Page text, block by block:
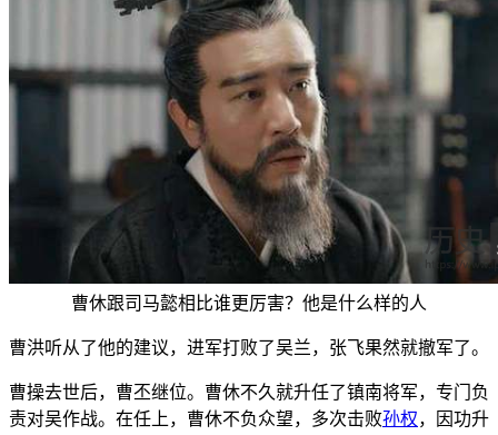
曹休跟司马懿相比谁更厉害？他是什么样的人
曹洪听从了他的建议，进军打败了吴兰，张飞果然就撤军了。
曹操去世后，曹丕继位。曹休不久就升任了镇南将军，专门负
责对吴作战。在任上，曹休不负众望，多次击败孙权，因功升